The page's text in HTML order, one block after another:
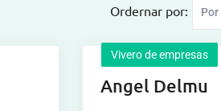
Ordernar por:
Vivero de empresas
Angel Delmu